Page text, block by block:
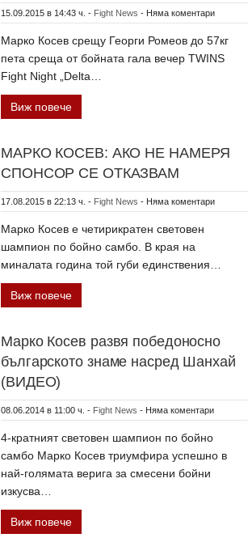
15.09.2015 в 14:43 ч. - Fight News - Няма коментари
Марко Косев срещу Георги Ромеов до 57кг
пета среща от бойната гала вечер TWINS
Fight Night „Delta…
Виж повече
МАРКО КОСЕВ: АКО НЕ НАМЕРЯ
СПОНСОР СЕ ОТКАЗВАМ
17.08.2015 в 22:13 ч. - Fight News - Няма коментари
Марко Косев е четирикратен световен
шампион по бойно самбо. В края на
миналата година той губи единствения…
Виж повече
Марко Косев развя победоносно
българското знаме насред Шанхай
(ВИДЕО)
08.06.2014 в 11:00 ч. - Fight News - Няма коментари
4-кратният световен шампион по бойно
самбо Марко Косев триумфира успешно в
най-голямата верига за смесени бойни
изкусва…
Виж повече